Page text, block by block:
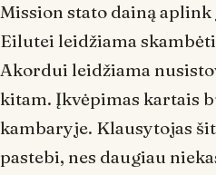
Mission stato dainą
Eilutei leidžiama
Akordui leidžiama
kitam. Įkvėpimas kartais
kambaryje. Klausytojas
pastebi, nes daugiau